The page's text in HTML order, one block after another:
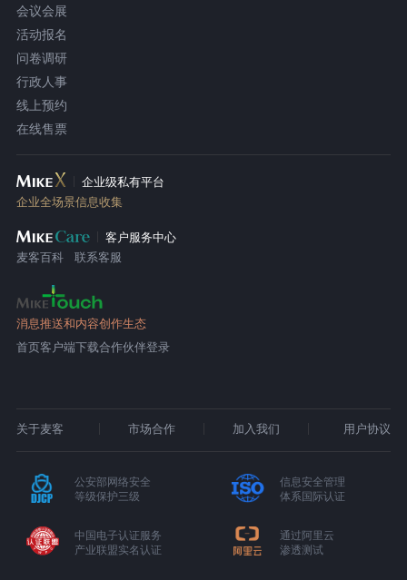
会议会展
活动报名
问卷调研
行政人事
线上预约
在线售票
企业级私有平台
企业全场景信息收集
客户服务中心
麦客百科
联系客服
消息推送和内容创作生态
首页客户端下载合作伙伴登录
关于麦客 市场合作 加入我们 用户协议
公安部网络安全
等级保护三级
信息安全管理
体系国际认证
中国电子认证服务
产业联盟实名认证
通过阿里云
渗透测试